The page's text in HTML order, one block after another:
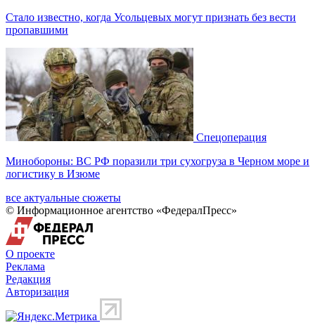
Стало известно, когда Усольцевых могут признать без вести
пропавшими
Спецоперация
Минобороны: ВС РФ поразили три сухогруза в Черном море и
логистику в Изюме
все актуальные сюжеты
© Информационное агентство «ФедералПресс»
О проекте
Реклама
Редакция
Авторизация